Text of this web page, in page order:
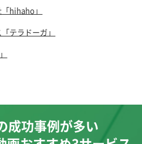
hihaho」
テラドーガ」
成功事例が多い